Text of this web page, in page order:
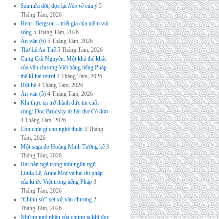
Sau nửa đời, đọc lại Nẻo về của ý 5
Tháng Tám, 2026
Henri Bergson – triết gia của niềm vui
sống 5 Tháng Tám, 2026
Án văn (6) 5 Tháng Tám, 2026
Thơ Lê An Thế 5 Tháng Tám, 2026
Cung Giũ Nguyên: Một khả thể khác
của văn chương Việt bằng tiếng Pháp
thế kỉ hai mươi 4 Tháng Tám, 2026
Hội hè 4 Tháng Tám, 2026
Án văn (5) 4 Tháng Tám, 2026
Khi thực tại trở thành đức tin cuối
cùng: Đọc Brodsky từ bài thơCô đơn
4 Tháng Tám, 2026
Còn chút gì cho nghệ thuật 3 Tháng
Tám, 2026
Một saga do Hoàng Minh Tường kể 3
Tháng Tám, 2026
Hai bản ngã trong một ngôn ngữ –
Linda Lê, Anna Moï và hai thi pháp
của kí ức Việt trong tiếng Pháp 3
Tháng Tám, 2026
“Chính sử” xét xử văn chương 2
Tháng Tám, 2026
Những ngộ nhận của chúng ta khi đọc